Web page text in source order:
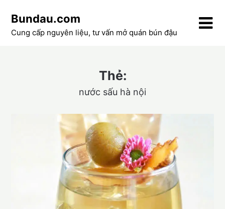
content
Bundau.com
Cung cấp nguyên liệu, tư vấn mở quán bún đậu
Thẻ:
nước sấu hà nội